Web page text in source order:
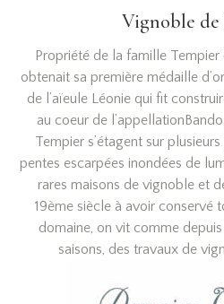
Vignoble de
Propriété de la famille
obtenait sa première médaille
de l’aïeule Léonie qui fit
au coeur de
Tempier s’étagent sur
pentes escarpées inondées de
rares maisons de vignoble et
19ème siècle à avoir conservé
domaine, on vit comme
saisons, des travaux de